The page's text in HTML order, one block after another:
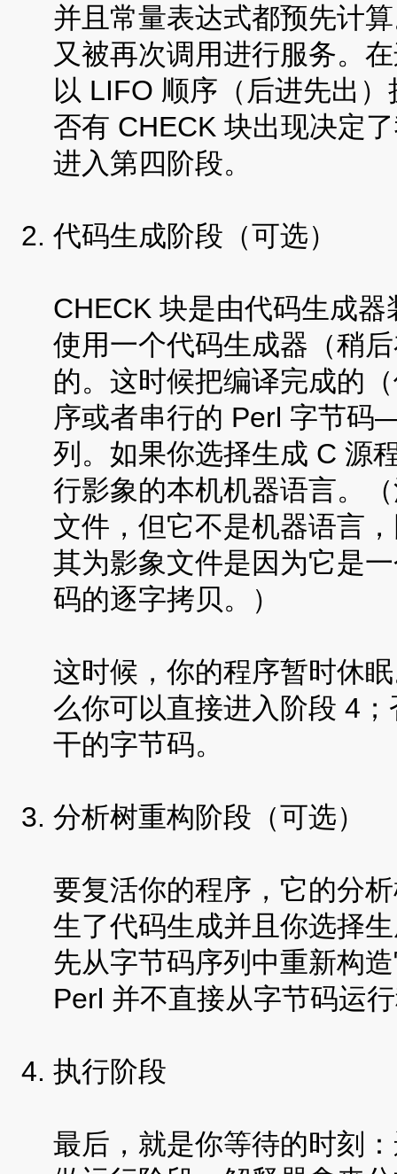
并且常量表达式都预先计
又被再次调用进行服务。
以 LIFO 顺序（后进先出
否有 CHECK 块出现决定
进入第四阶段。
代码生成阶段（可选）
CHECK 块是由代码生成
使用一个代码生成器（稍
的。这时候把编译完成的
序或者串行的 Perl 字节
列。如果你选择生成 C 源
行影象的本机机器语言。
文件，但它不是机器语言
其为影象文件是因为它是
码的逐字拷贝。）
这时候，你的程序暂时休
么你可以直接进入阶段 4
干的字节码。
分析树重构阶段（可选）
要复活你的程序，它的分
生了代码生成并且你选择
先从字节码序列中重新构
Perl 并不直接从字节码运
执行阶段
最后，就是你等待的时刻